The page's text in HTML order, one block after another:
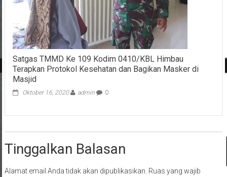
Satgas TMMD Ke 109 Kodim 0410/KBL Himbau
Terapkan Protokol Kesehatan dan Bagikan Masker di
Masjid
Oktober 16, 2020 admin 0
Tinggalkan Balasan
Alamat email Anda tidak akan dipublikasikan. Ruas yang wajib